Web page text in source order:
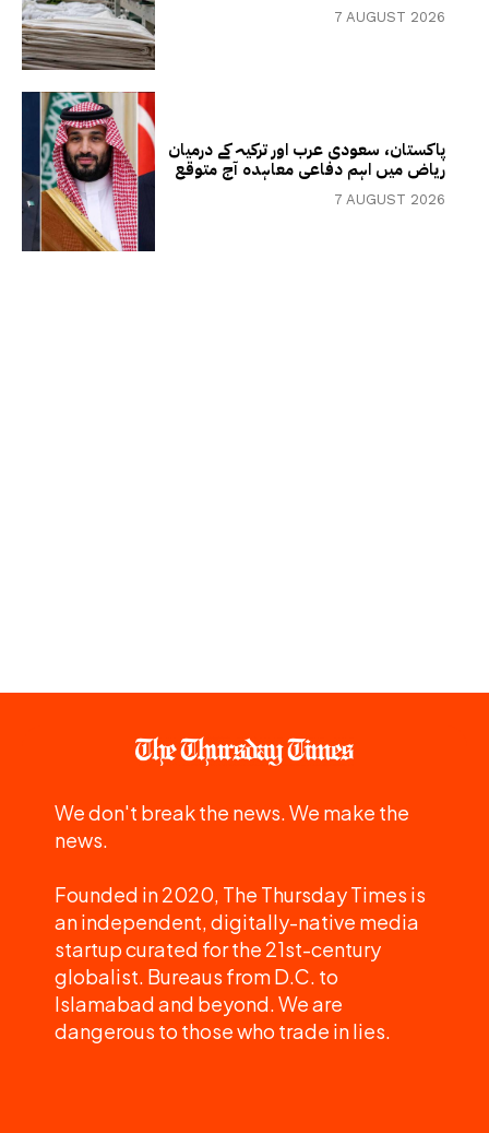
7 AUGUST 2026
پاکستان، سعودی عرب اور ترکیہ کے درمیان
ریاض میں اہم دفاعی معاہدہ آج متوقع
7 AUGUST 2026
We don't break the news. We make the
news.
Founded in 2020, The Thursday Times is
an independent, digitally-native media
startup curated for the 21st-century
globalist. Bureaus from D.C. to
Islamabad and beyond. We are
dangerous to those who trade in lies.